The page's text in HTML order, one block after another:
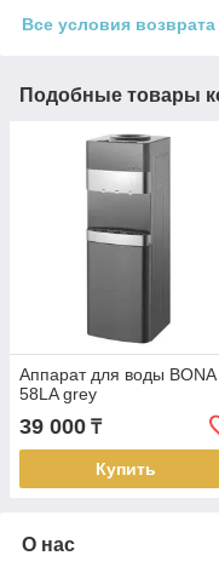
Все условия возврата
Подобные товары
Аппарат для воды BONA
58LA grey
39 000 ₸
Купить
О нас